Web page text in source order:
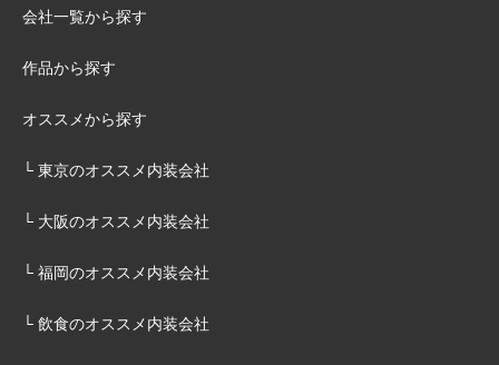
会社一覧から探す
作品から探す
オススメから探す
└ 東京のオススメ内装会社
└ 大阪のオススメ内装会社
└ 福岡のオススメ内装会社
└ 飲食のオススメ内装会社